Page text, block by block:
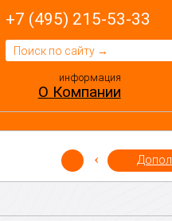
+7 (495) 215-53-33
информация
О Компании